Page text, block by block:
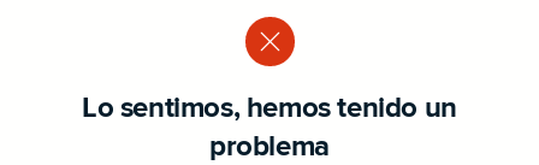
Lo sentimos, hemos tenido un
problema